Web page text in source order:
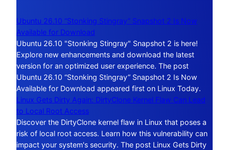
Ubuntu 26.10 “Stonking Stingray” Snapshot 2 Is Now
Available for Download
Ubuntu 26.10 "Stonking Stingray" Snapshot 2 is here!
Explore new enhancements and download the latest
version for an optimized user experience. The post
Ubuntu 26.10 “Stonking Stingray” Snapshot 2 Is Now
Available for Download appeared first on Linux Today.
Linux Gets Dirty Again: DirtyClone Kernel Flaw Can Lead
to Local Root Access
Discover the DirtyClone kernel flaw in Linux that poses a
risk of local root access. Learn how this vulnerability can
impact your system's security. The post Linux Gets Dirty